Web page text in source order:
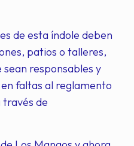
de esta índole deben
patios o talleres,
responsables y
faltas al reglamento
través de